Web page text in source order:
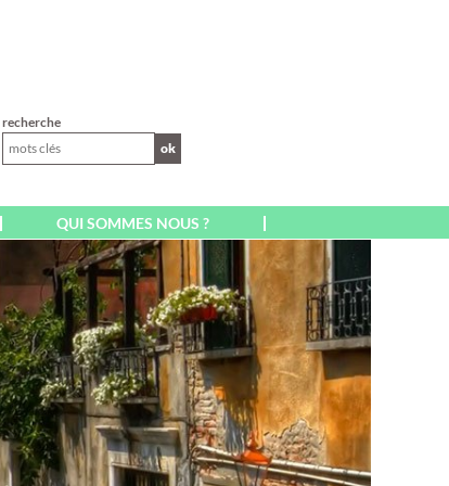
recherche
ok
AFRIQUE
AFRIQUE DU SUD
CAP VERT SAL BOA
VISTA
EGYPTE
ILE MAURICE
ILE DE LA RÉUNION
KENYA
MADAGASCAR
MAROC
MARRAKECH
QUI SOMMES NOUS ?